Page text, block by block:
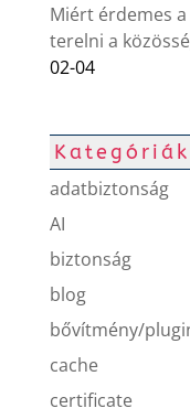
Miért érdemes
terelni a
02-04
Kategóriák
adatbiztonság
AI
biztonság
blog
bővítmény/
cache
certificate